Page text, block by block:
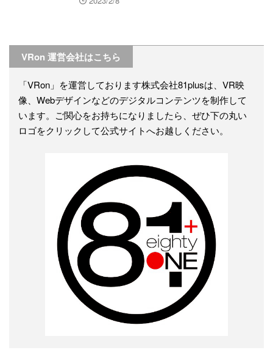
VRon 運営会社はこちら
「VRon」を運営しております株式会社81plusは、VR映
像、Webデザインなどのデジタルコンテンツを制作して
います。ご関心をお持ちになりましたら、ぜひ下の丸い
ロゴをクリックして公式サイトへお越しください。